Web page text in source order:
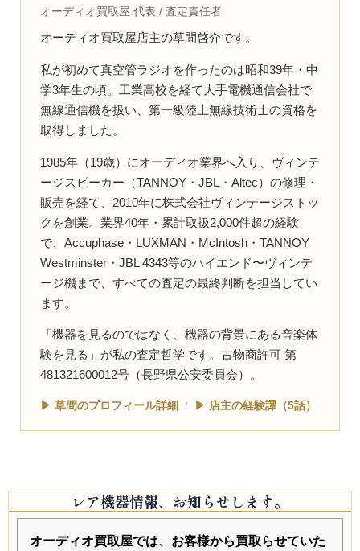
オーディオ買取屋 代表 / 査定責任者
オーディオ買取屋店主の草間啓介です。
私が初めて真空管ラジオを作ったのは昭和39年・中
学3年生の頃。工業高校を経て大手電機通信会社で
無線通信機を扱い、第一級陸上無線技術士の資格を
取得しました。
1985年（19歳）にオーディオ業界へ入り、ヴィンテ
ージスピーカー（TANNOY・JBL・Altec）の修理・
販売を経て、2010年に株式会社ヴィンテージストッ
クを創業。業界40年・累計取扱2,000件超の経験
で、Accuphase・LUXMAN・McIntosh・TANNOY
Westminster・JBL 4343等のハイエンド〜ヴィンテ
ージ機まで、すべての査定の最終判断を担当してい
ます。
「機器を見るのではなく、機器の背景にある音楽体
験を見る」が私の査定哲学です。古物商許可 第
481321600012号（長野県公安委員会）。
▶ 草間のプロフィール詳細 / ▶ 店主の経験譚（5話）
レア機器情報、お知らせします。
オーディオ買取屋では、お客様から買取らせていた